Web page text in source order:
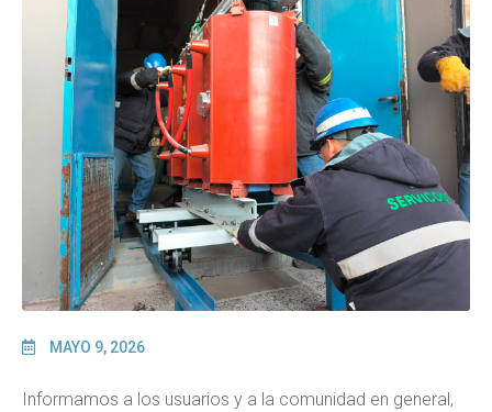
MAYO 9, 2026
Informamos a los usuarios y a la comunidad en general,